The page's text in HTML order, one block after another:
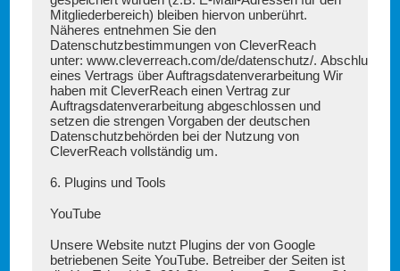
Mitgliederbereich) bleiben hiervon unberührt.
Näheres entnehmen Sie den
Datenschutzbestimmungen von CleverReach
unter:www.cleverreach.com/de/datenschutz/.Abschluss
eines Vertrags über Auftragsdatenverarbeitung Wir
haben mit CleverReach einen Vertrag zur
Auftragsdatenverarbeitung abgeschlossen und
setzen die strengen Vorgaben der deutschen
Datenschutzbehörden bei der Nutzung von
CleverReach vollständig um.
6. Plugins und Tools
YouTube
Unsere Website nutzt Plugins der von Google
betriebenen Seite YouTube. Betreiber der Seiten ist